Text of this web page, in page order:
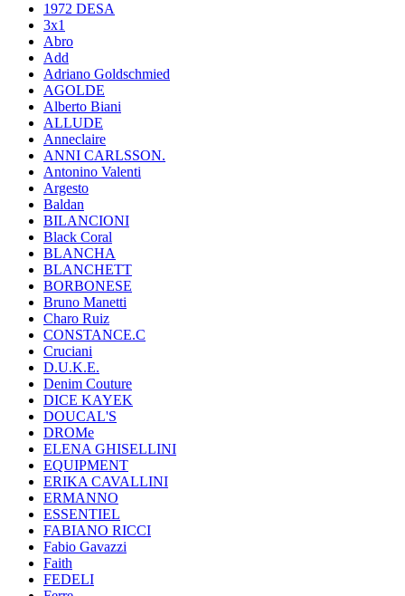
1972 DESA
3x1
Abro
Add
Adriano Goldschmied
AGOLDE
Alberto Biani
ALLUDE
Anneclaire
ANNI CARLSSON.
Antonino Valenti
Argesto
Baldan
BILANCIONI
Black Coral
BLANCHA
BLANCHETT
BORBONESE
Bruno Manetti
Charo Ruiz
CONSTANCE.C
Cruciani
D.U.K.E.
Denim Couture
DICE KAYEK
DOUCAL'S
DROMe
ELENA GHISELLINI
EQUIPMENT
ERIKA CAVALLINI
ERMANNO
ESSENTIEL
FABIANO RICCI
Fabio Gavazzi
Faith
FEDELI